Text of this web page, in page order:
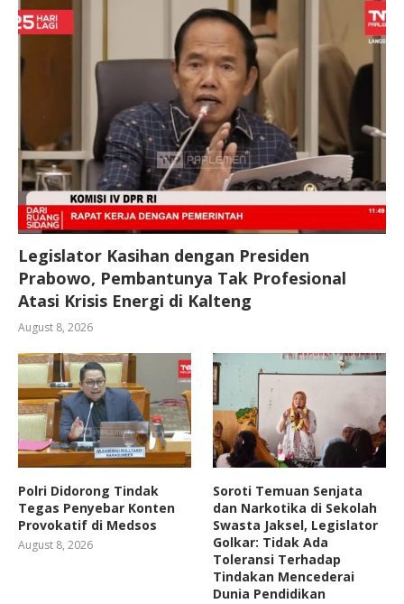
Legislator Kasihan dengan Presiden
Prabowo, Pembantunya Tak Profesional
Atasi Krisis Energi di Kalteng
August 8, 2026
Polri Didorong Tindak
Tegas Penyebar Konten
Provokatif di Medsos
August 8, 2026
Soroti Temuan Senjata
dan Narkotika di Sekolah
Swasta Jaksel, Legislator
Golkar: Tidak Ada
Toleransi Terhadap
Tindakan Mencederai
Dunia Pendidikan